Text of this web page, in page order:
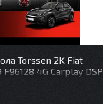
Torssen 2K Fiat
4G Carplay DSP